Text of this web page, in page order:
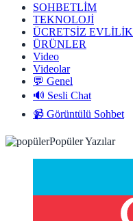
SOHBETLİM
TEKNOLOJİ
ÜCRETSİZ EVLİLİK
ÜRÜNLER
Video
Videolar
💬 Genel
🔊 Sesli Chat
📹 Görüntülü Sohbet
Popüler Yazılar